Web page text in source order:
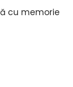
cu memorie